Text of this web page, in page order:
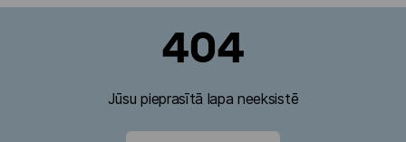
404
Jūsu pieprasītā lapa neeksistē